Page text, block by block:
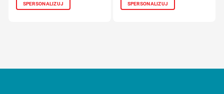
SPERSONALIZUJ SPERSONALIZUJ